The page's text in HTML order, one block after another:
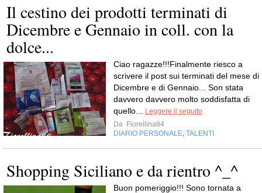
Il cestino dei prodotti terminati di
Dicembre e Gennaio in coll. con la
dolce...
Ciao ragazze!!!Finalmente riesco a
scrivere il post sui terminati del mese di
Dicembre e di Gennaio... Son stata
davvero davvero molto soddisfatta di
quello...
Leggere il seguito
Da Fiorellina84
DIARIO PERSONALE TALENTI
Shopping Siciliano e da rientro ^_^
Buon pomeriggio!!! Sono tornata a